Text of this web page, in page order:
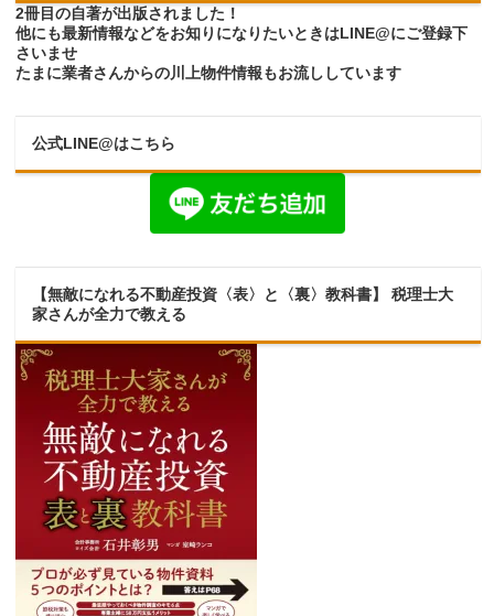
2冊目の自著が出版されました！
他にも最新情報などをお知りになりたいときはLINE@にご登録下
さいませ
たまに業者さんからの川上物件情報もお流ししています
公式LINE@はこちら
【無敵になれる不動産投資〈表〉と〈裏〉教科書】 税理士大
家さんが全力で教える